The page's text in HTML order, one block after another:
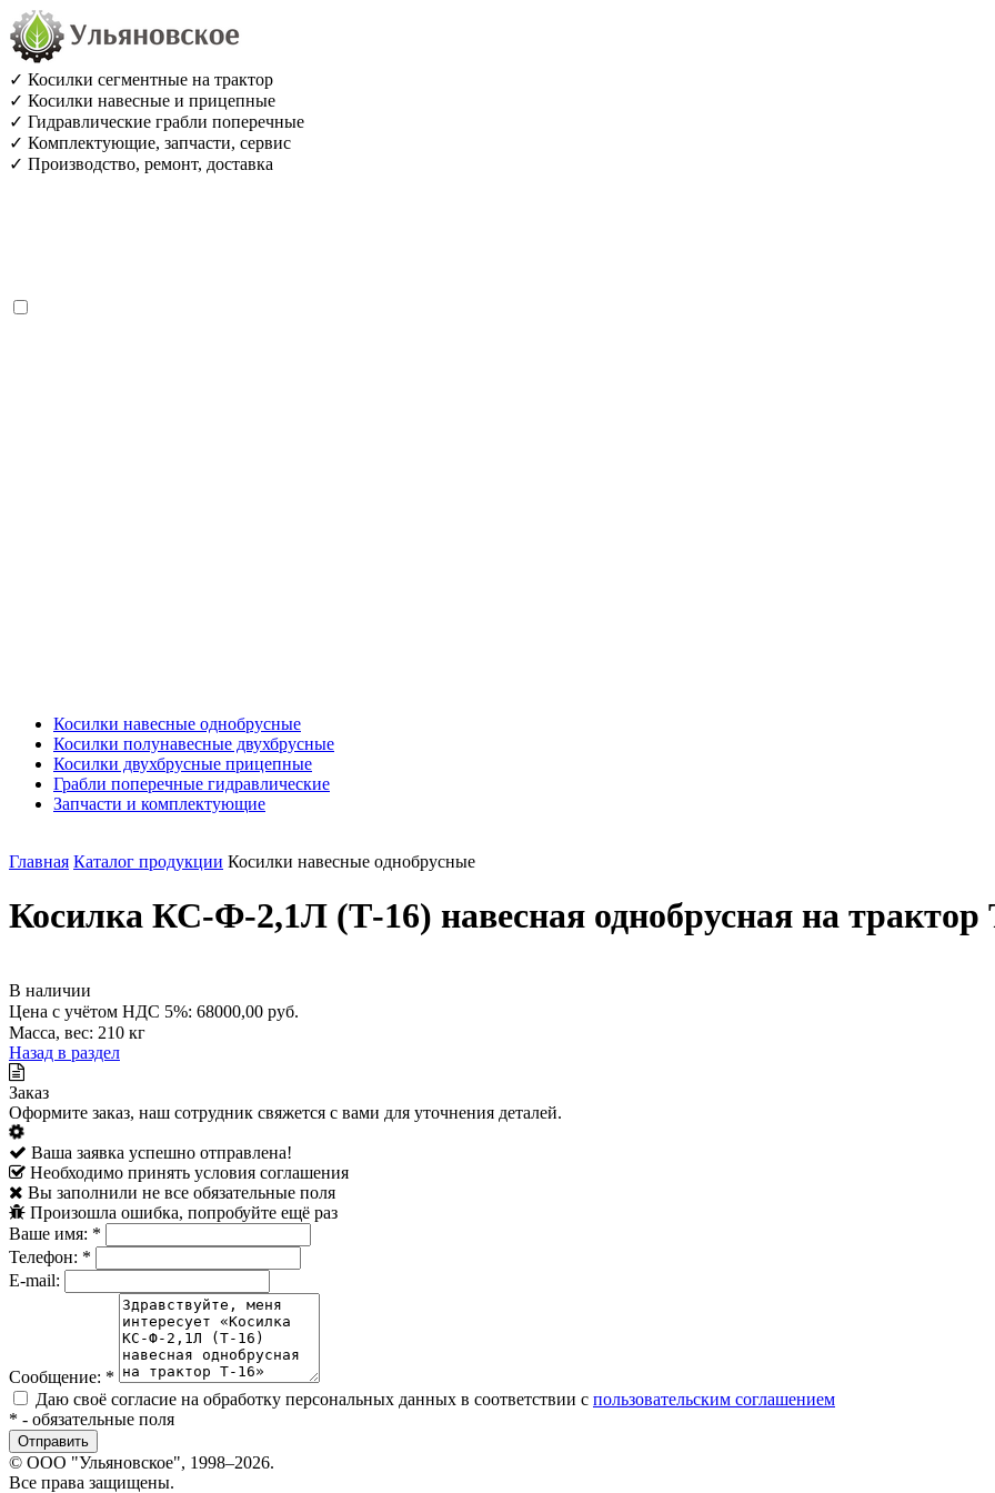
✓ Косилки сегментные на трактор
✓ Косилки навесные и прицепные
✓ Гидравлические грабли поперечные
✓ Комплектующие, запчасти, сервис
✓ Производство, ремонт, доставка
Косилки навесные однобрусные
Косилки полунавесные двухбрусные
Косилки двухбрусные прицепные
Грабли поперечные гидравлические
Запчасти и комплектующие
Главная Каталог продукции Косилки навесные однобрусные
Косилка КС-Ф-2,1Л (Т-16) навесная однобрусная на трактор
В наличии
Цена с учётом НДС 5%: 68000,00 руб.
Масса, вес: 210 кг
Назад в раздел
Заказ
Оформите заказ, наш сотрудник свяжется с вами для уточнения деталей.
Ваша заявка успешно отправлена!
Необходимо принять условия соглашения
Вы заполнили не все обязательные поля
Произошла ошибка, попробуйте ещё раз
Ваше имя: *
Телефон: *
E-mail:
Сообщение: *
Даю своё согласие на обработку персональных данных в соответствии с пользовательским соглашением
* - обязательные поля
© ООО "Ульяновское", 1998–2026.
Все права защищены.